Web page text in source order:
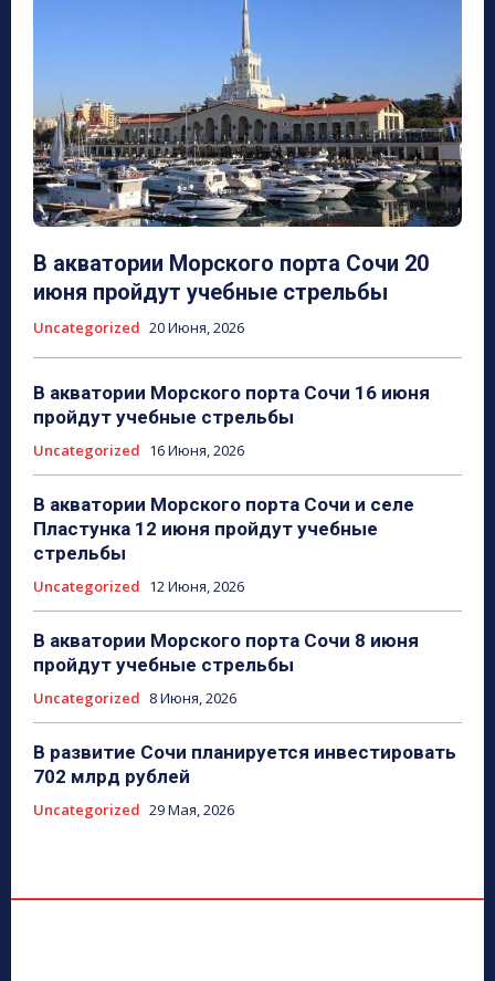
В акватории Морского порта Сочи 20
июня пройдут учебные стрельбы
Uncategorized 20 Июня, 2026
В акватории Морского порта Сочи 16 июня
пройдут учебные стрельбы
Uncategorized 16 Июня, 2026
В акватории Морского порта Сочи и селе
Пластунка 12 июня пройдут учебные
стрельбы
Uncategorized 12 Июня, 2026
В акватории Морского порта Сочи 8 июня
пройдут учебные стрельбы
Uncategorized 8 Июня, 2026
В развитие Сочи планируется инвестировать
702 млрд рублей
Uncategorized 29 Мая, 2026